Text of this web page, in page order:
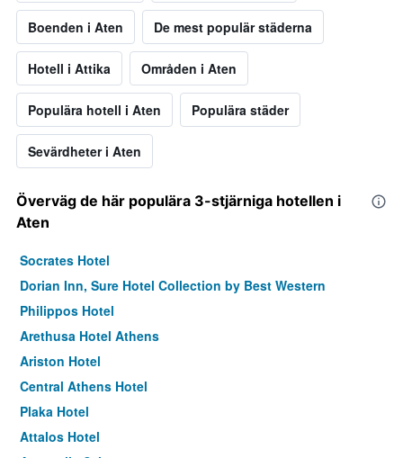
Boenden i Aten De mest populär städerna
Hotell i Attika Områden i Aten
Populära hotell i Aten Populära städer
Sevärdheter i Aten
Överväg de här populära 3-stjärniga hotellen i
Aten
Socrates Hotel
Dorian Inn, Sure Hotel Collection by Best Western
Philippos Hotel
Arethusa Hotel Athens
Ariston Hotel
Central Athens Hotel
Plaka Hotel
Attalos Hotel